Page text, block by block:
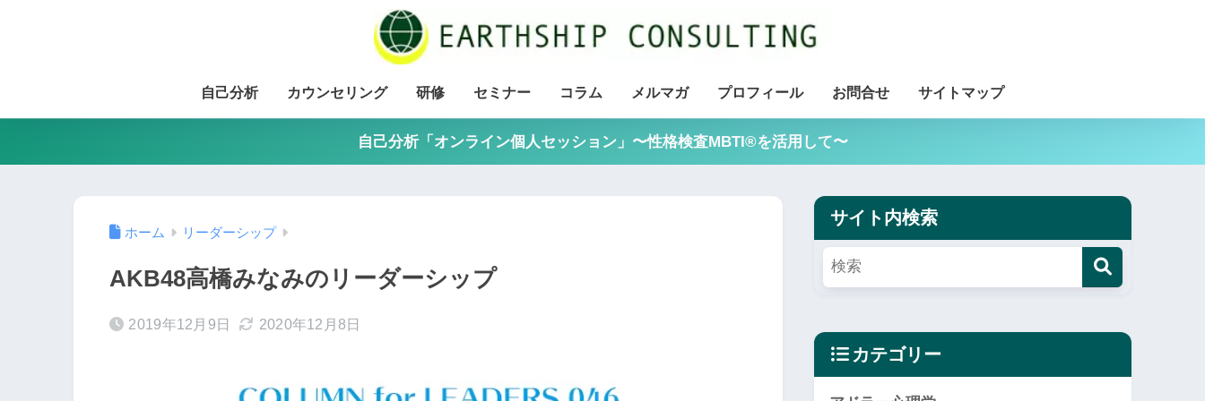
自己分析 カウンセリング 研修 セミナー コラム メルマガ プロフィール お問合せ サイトマップ
自己分析「オンライン個人セッション」〜性格検査MBTI®を活用して〜
ホーム リーダーシップ
AKB48高橋みなみのリーダーシップ
2019年12月9日 2020年12月8日
サイト内検索
カテゴリー